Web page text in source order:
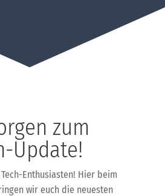
zum
Update!
Enthusiasten! Hier beim
wir euch die neuesten